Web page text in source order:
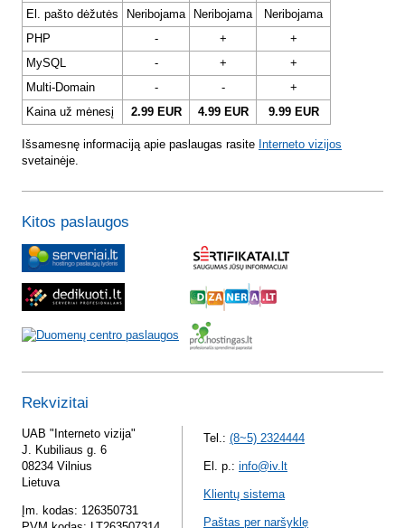
El. pašto dėžutės
Neribojama Neribojama
Neribojama
PHP
- +
+
MySQL
- +
+
Multi-Domain
- -
+
Kaina už mėnesį
2.99 EUR 4.99 EUR 9.99 EUR
Išsamesnę informaciją apie paslaugas rasite Interneto vizijos
svetainėje.
Kitos paslaugos
Rekvizitai
UAB "Interneto vizija"
J. Kubiliaus g. 6
08234 Vilnius
Lietuva
Įm. kodas: 126350731
Tel.: (8~5) 2324444
El. p.: info@iv.lt
Klientų sistema
Paštas per naršyklę